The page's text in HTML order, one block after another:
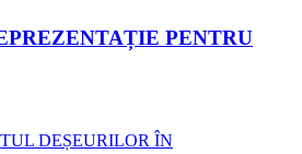
PENTRU